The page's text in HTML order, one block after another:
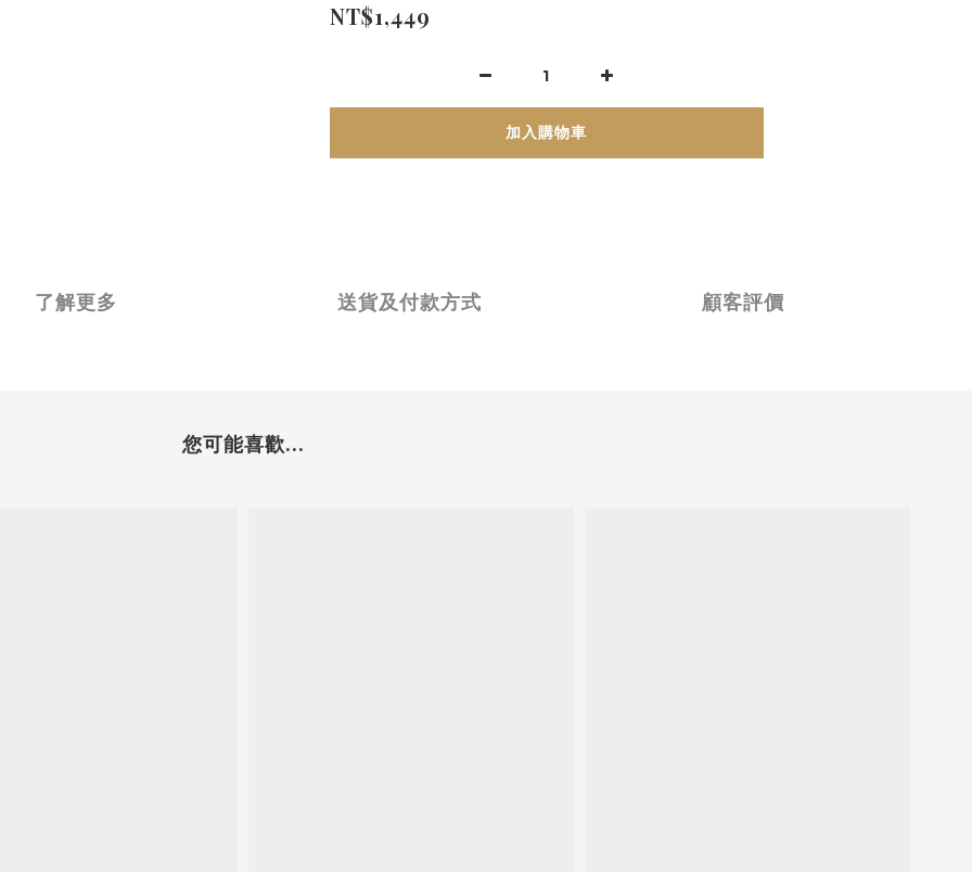
NT$1,449
加入購物車
了解更多 送貨及付款方式 顧客評價
您可能喜歡...